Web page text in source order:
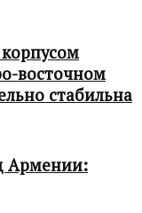
восточном
стабильна
Армении: